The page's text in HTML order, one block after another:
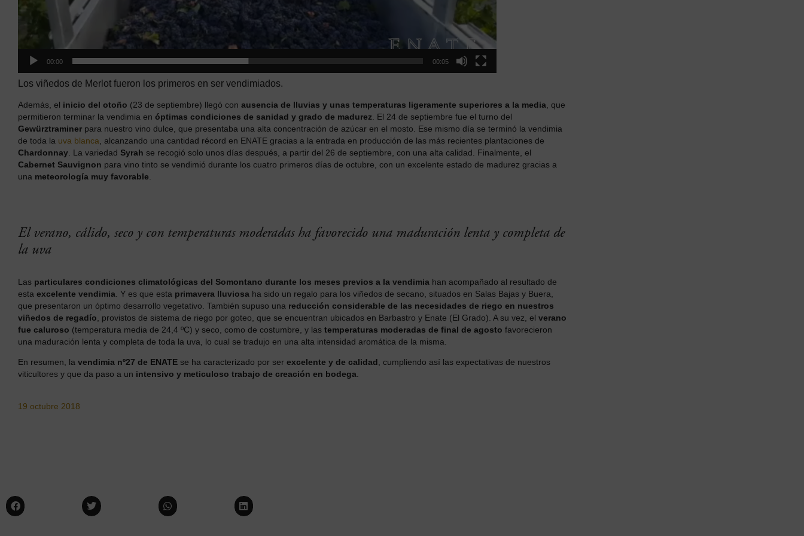
00:00 00:05
Los viñedos de Merlot fueron los primeros en ser vendimiados.
Además, el inicio del otoño (23 de septiembre) llegó con ausencia de lluvias y unas temperaturas ligeramente superiores a la media , que
permitieron terminar la vendimia en óptimas condiciones de sanidad y grado de madurez . El 24 de septiembre fue el turno del
Gewürztraminer para nuestro vino dulce, que presentaba una alta concentración de azúcar en el mosto. Ese mismo día se terminó la vendimia
de toda la uva blanca , alcanzando una cantidad récord en ENATE gracias a la entrada en producción de las más recientes plantaciones de
Chardonnay . La variedad Syrah se recogió solo unos días después, a partir del 26 de septiembre, con una alta calidad. Finalmente, el
Cabernet Sauvignon para vino tinto se vendimió durante los cuatro primeros días de octubre, con un excelente estado de madurez gracias a
una meteorología muy favorable
El verano, cálido, seco y con temperaturas moderadas ha favorecido una maduración lenta y completa de
la uva
Las particulares condiciones climatológicas del Somontano durante los meses previos a la vendimia han acompañado al resultado de
esta excelente vendimia . Y es que esta primavera lluviosa ha sido un regalo para los viñedos de secano, situados en Salas Bajas y Buera,
que presentaron un óptimo desarrollo vegetativo. También supuso una reducción considerable de las necesidades de riego en nuestros
viñedos de regadío , provistos de sistema de riego por goteo, que se encuentran ubicados en Barbastro y Enate (El Grado). A su vez, el verano
fue caluroso (temperatura media de 24,4 ºC) y seco, como de costumbre, y las temperaturas moderadas de final de agosto favorecieron
una maduración lenta y completa de toda la uva, lo cual se tradujo en una alta intensidad aromática de la misma.
En resumen, la vendimia nº27 de ENATE se ha caracterizado por ser excelente y de calidad , cumpliendo así las expectativas de nuestros
viticultores y que da paso a un intensivo y meticuloso trabajo de creación en bodega
19 octubre 2018